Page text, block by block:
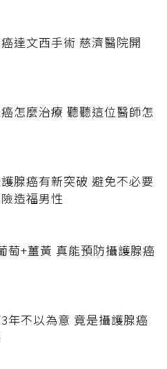
達文西手術 慈濟醫院開
療 聽聽這位醫師怎
腺癌有新突破 避免不必要
造福男性
萄+薑黃 真能預防攝護腺癌
年不以為意 竟是攝護腺癌